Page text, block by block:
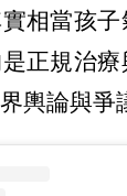
相當孩
正規治
輿論與爭